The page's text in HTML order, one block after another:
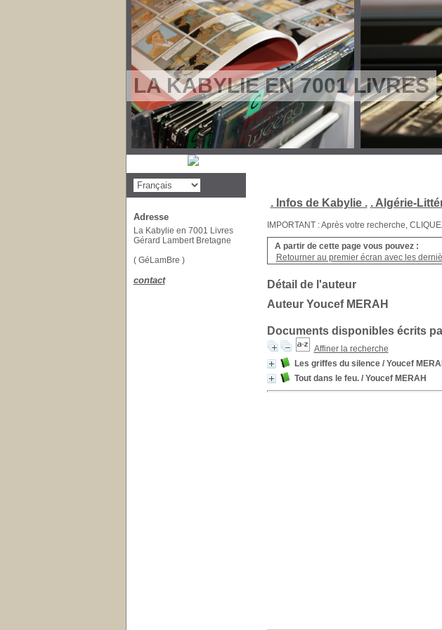
LA KABYLIE EN 7001 LIVRES
. Infos de Kabylie . . Algérie-
IMPORTANT : Après votre recherche,
A partir de cette page vous pouvez :
Retourner au premier écran avec les
Détail de l'auteur
Auteur Youcef MERAH
Documents disponibles écrits
Affiner la recherche
Les griffes du silence/ Youcef
Tout dans le feu./ Youcef MERAH
Adresse
La Kabylie en 7001 Livres
Gérard Lambert Bretagne
( GéLamBre )
contact